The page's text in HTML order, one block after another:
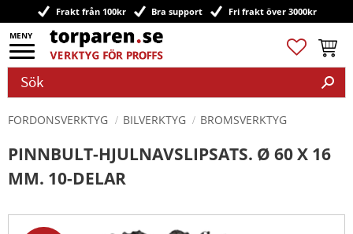
Meny
Frakt från 100kr Bra support Fri frakt över 3000kr
Favoriter
FORDONSVERKTYG BILVERKTYG BROMSVERKTYG
PINNBULT-HJULNAVSLIPSATS. Ø 60 X 16
MM. 10-DELAR